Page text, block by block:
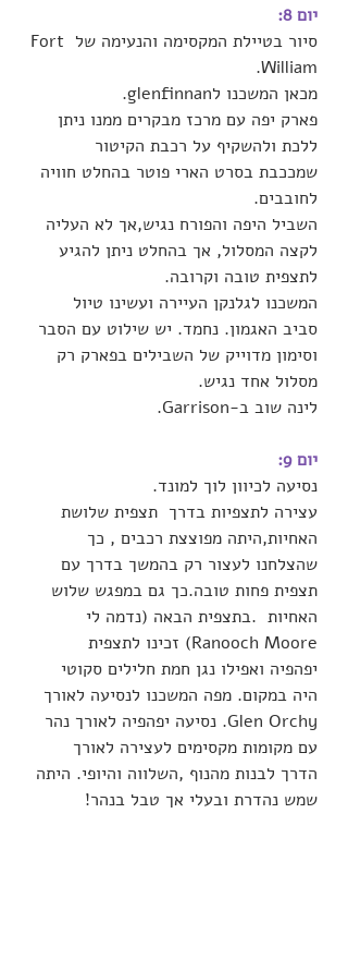
יום 8:
סיור בטיילת המקסימה והנעימה של Fort
William.
מכאן המשכנו לglenfinnan.
פארק יפה עם מרכז מבקרים ממנו ניתן
ללכת ולהשקיף על רכבת הקיטור
שמככבת בסרט הארי פוטר בהחלט חוויה
לחובבים.
השביל היפה והפורח נגיש,אך לא העליה
לקצה המסלול, אך בהחלט ניתן להגיע
לתצפית טובה וקרובה.
המשכנו לגלנקן העיירה ועשינו טיול
סביב האגמון. נחמד. יש שילוט עם הסבר
וסימון מדוייק של השבילים בפארק רק
מסלול אחד נגיש.
לינה שוב ב-Garrison.
יום 9:
נסיעה לכיוון לוך למונד.
עצירה לתצפיות בדרך  תצפית שלושת
האחיות,היתה מפוצצת רכבים , כך
שהצלחנו לעצור רק בהמשך בדרך עם
תצפית פחות טובה.כך גם במפגש שלוש
האחיות  .בתצפית הבאה (נדמה לי
Ranooch Moore) זכינו לתצפית
יפהפיה ואפילו נגן חמת חלילים סקוטי
היה במקום. מפה המשכנו לנסיעה לאורך
Glen Orchy. נסיעה יפהפיה לאורך נהר
עם מקומות מקסימים לעצירה לאורך
הדרך לבנות מהנוף ,השלווה והיופי. היתה
שמש נהדרת ובעלי אך טבל בנהר!